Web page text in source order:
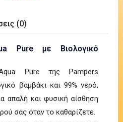
(0)
Pure με Βιολογικό
Pure της Pampers
βαμβάκι και 99% νερό,
απαλή και φυσική αίσθηση
σας όταν το καθαρίζετε.